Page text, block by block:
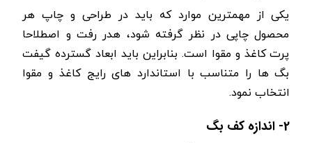
یکی از مهمترین موارد که باید در طراحی و چاپ هر
محصول چاپی در نظر گرفته شود، هدر رفت و اصطلاحا
پرت کاغذ و مقوا است. بنابراین باید ابعاد گسترده گیفت
بگ ها را متناسب با استاندارد های رایج کاغذ و مقوا
انتخاب نمود.
2- اندازه کف بگ